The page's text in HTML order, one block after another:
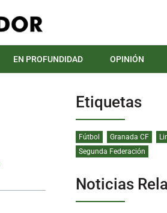
EN PROFUNDIDAD OPINIÓN
Etiquetas
Fútbol Granada CF
Segunda Federación
Noticias